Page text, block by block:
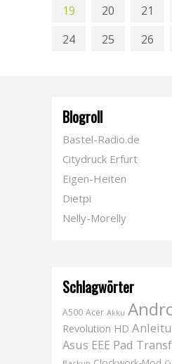
19
20 21
24
25 26
Blogroll
Bastel-Radio.de
Citydruck Erfurt
Eigen-Heiten
Dietpi
Nelly-Morelly
Schlagwörter
A500 Acer Akku
Revolution HD
Asus EEE Pad